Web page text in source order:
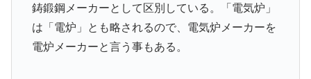
鋳鍛鋼メーカーとして区別している。「電気炉」
は「電炉」とも略されるので、電気炉メーカーを
電炉メーカーと言う事もある。